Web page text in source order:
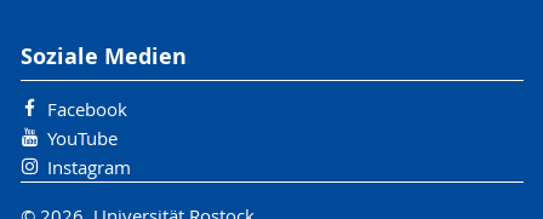
Soziale Medien
Facebook
YouTube
Instagram